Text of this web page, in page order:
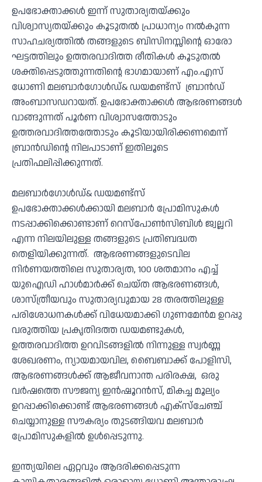
ഉപഭോക്താക്കള്‍ ഇന്ന് സുതാര്യതയ്ക്കും
വിശ്വാസ്യതയ്ക്കും കൂടുതല്‍ പ്രാധാന്യം നല്‍കുന്ന
സാഹചര്യത്തില്‍ തങ്ങളുടെ ബിസിനസ്സിന്റെ ഓരോ
ഘട്ടത്തിലും ഉത്തരവാദിത്ത രീതികള്‍ കൂടുതല്‍
ശക്തിപ്പെടുത്തുന്നതിന്റെ ഭാഗമായാണ് എം.എസ്
ധോണി മലബാര്‍ഗോള്‍ഡ്& ഡയമണ്ട്‌സ് ബ്രാന്‍ഡ്
അംബാസഡറായത്. ഉപഭോക്താക്കള്‍ ആഭരണങ്ങള്‍
വാങ്ങുന്നത് പൂര്‍ണ വിശ്വാസത്തോടും
ഉത്തരവാദിത്തത്തോടും കൂടിയായിരിക്കണമെന്ന്
ബ്രാന്‍ഡിന്റെ നിലപാടാണ് ഇതിലൂടെ
പ്രതിഫലിപ്പിക്കുന്നത്.
മലബാര്‍ഗോള്‍ഡ്& ഡയമണ്ട്‌സ്
ഉപഭോക്താക്കള്‍ക്കായി മലബാര്‍ പ്രോമിസുകള്‍
നടപ്പാക്കിക്കൊണ്ടാണ് റെസ്‌പോണ്‍സിബിള്‍ ജ്വല്ലറി
എന്ന നിലയിലുള്ള തങ്ങളുടെ പ്രതിബദ്ധത
തെളിയിക്കുന്നത്. ആഭരണങ്ങളുടെവില
നിര്‍ണയത്തിലെ സുതാര്യത, 100 ശതമാനം എച്ച്
യുഐഡി ഹാള്‍മാര്‍ക്ക് ചെയ്ത ആഭരണങ്ങള്‍,
ശാസ്ത്രീയവും സുതാര്യവുമായ 28 തരത്തിലുള്ള
പരിശോധനകള്‍ക്ക് വിധേയമാക്കി ഗുണമേന്‍മ ഉറപ്പു
വരുത്തിയ പ്രകൃതിദത്ത ഡയമണ്ടുകള്‍,
ഉത്തരവാദിത്ത ഉറവിടങ്ങളില്‍ നിന്നുള്ള സ്വര്‍ണ്ണ
ശേഖരണം, ന്യായമായവില, ബൈബാക്ക് പോളിസി,
ആഭരണങ്ങള്‍ക്ക് ആജീവനാന്ത പരിരക്ഷ, ഒരു
വര്‍ഷത്തെ സൗജന്യ ഇന്‍ഷൂറന്‍സ്, മികച്ച മൂല്യം
ഉറപ്പാക്കിക്കൊണ്ട് ആഭരണങ്ങള്‍ എക്‌സ്‌ചേഞ്ച്
ചെയ്യാനുള്ള സൗകര്യം തുടങ്ങിയവ മലബാര്‍
പ്രോമിസുകളില്‍ ഉള്‍പ്പെടുന്നു.
ഇന്ത്യയിലെ ഏറ്റവും ആദരിക്കപ്പെടുന്ന